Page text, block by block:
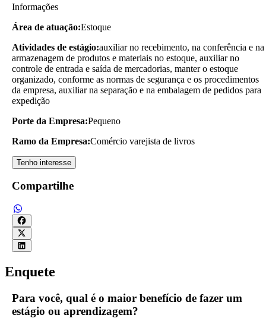
Informações
Área de atuação:Estoque
Atividades de estágio:auxiliar no recebimento, na conferência e na
armazenagem de produtos e materiais no estoque, auxiliar no
controle de entrada e saída de mercadorias, manter o estoque
organizado, conforme as normas de segurança e os procedimentos
da empresa, auxiliar na separação e na embalagem de pedidos para
expedição
Porte da Empresa:Pequeno
Ramo da Empresa:Comércio varejista de livros
Tenho interesse
Compartilhe
Enquete
Para você, qual é o maior benefício de fazer um
estágio ou aprendizagem?